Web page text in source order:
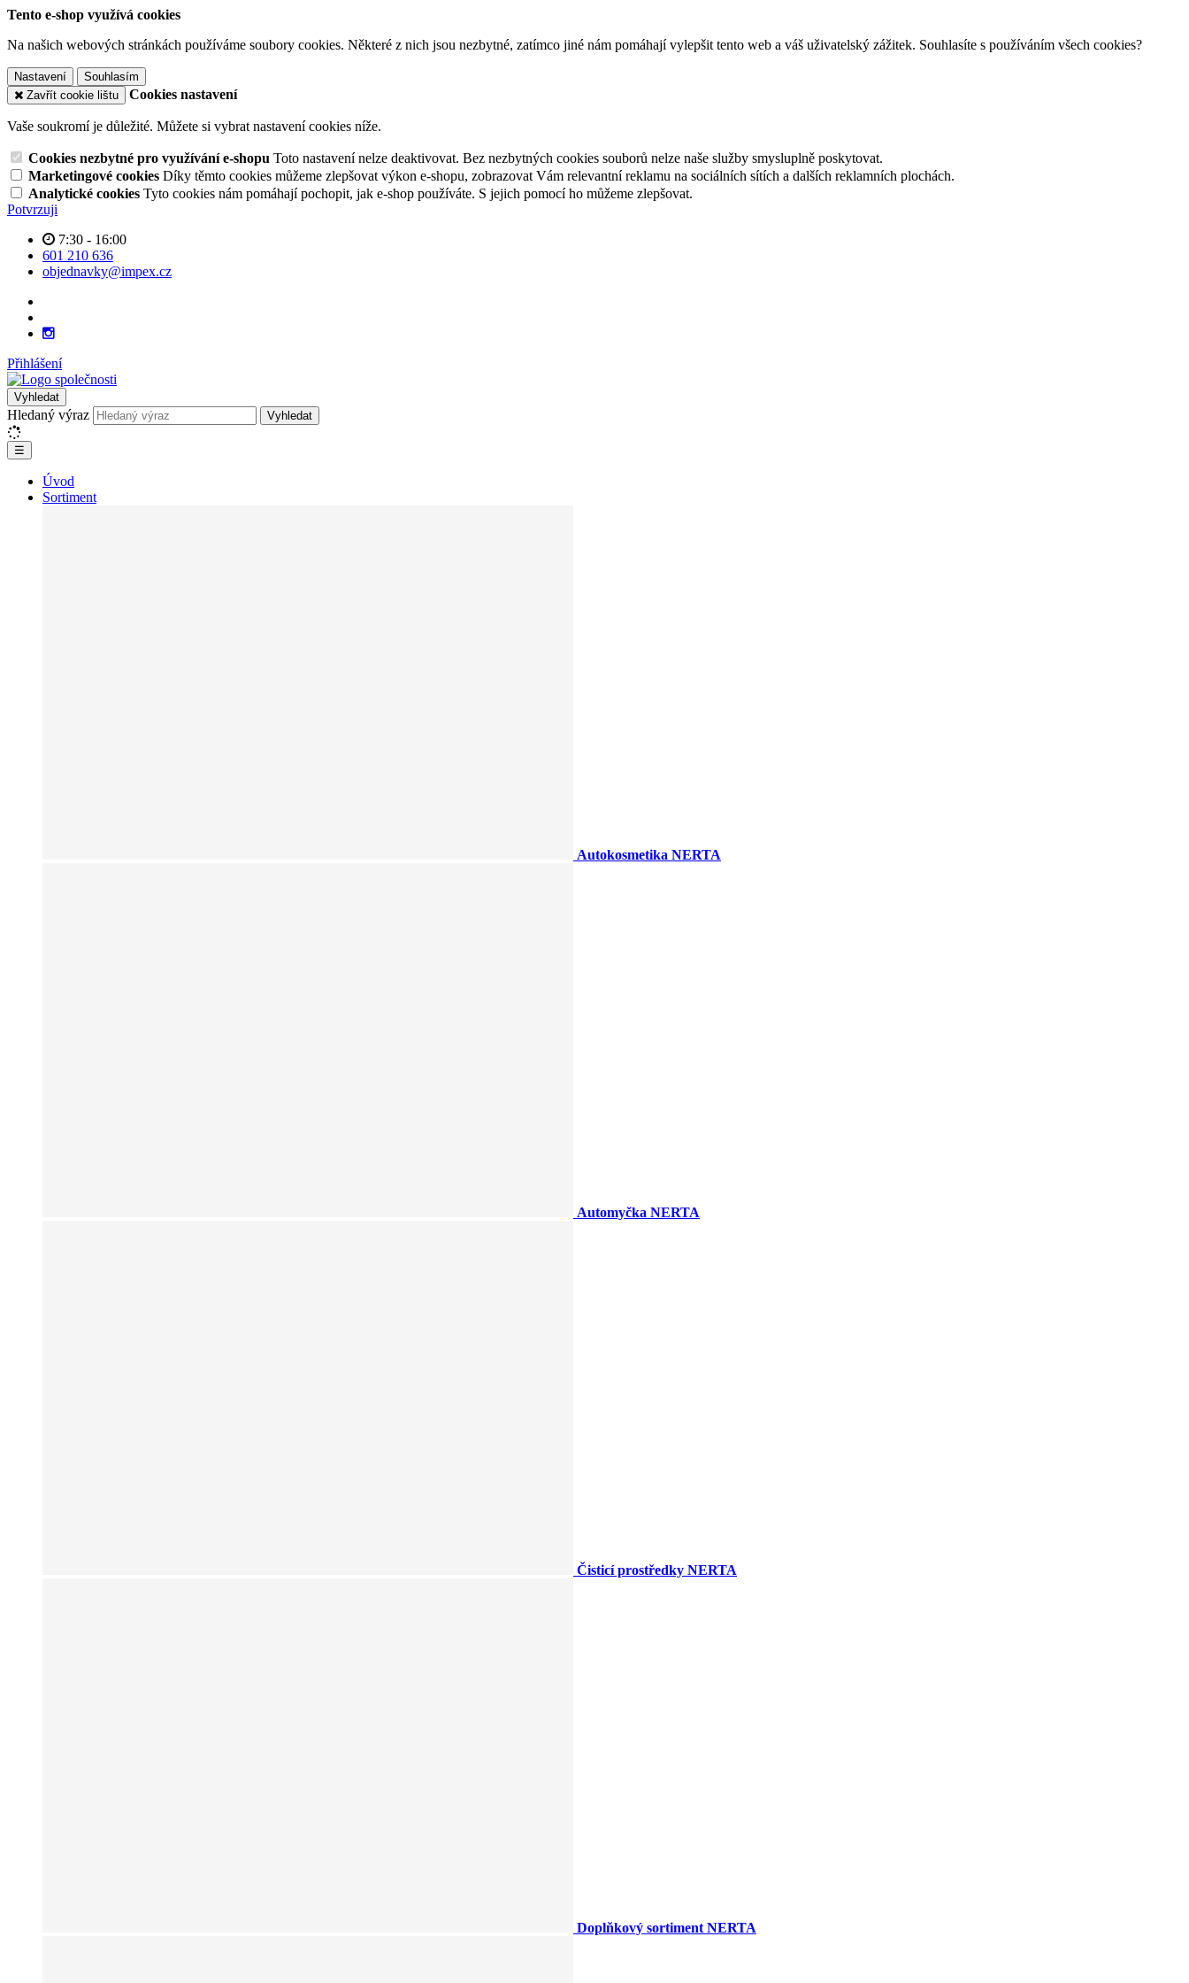
Tento e-shop využívá cookies
Na našich webových stránkách používáme soubory cookies. Některé z nich jsou nezbytné, zatímco jiné nám pomáhají vylepšit tento web a váš uživatelský zážitek. Souhlasíte s používáním všech cookies?
Nastavení
Souhlasím
Zavřít cookie lištu
Cookies nastavení
Vaše soukromí je důležité. Můžete si vybrat nastavení cookies níže.
Cookies nezbytné pro využívání e-shopu Toto nastavení nelze deaktivovat. Bez nezbytných cookies souborů nelze naše služby smysluplně poskytovat.
Marketingové cookies Díky těmto cookies můžeme zlepšovat výkon e-shopu, zobrazovat Vám relevantní reklamu na sociálních sítích a dalších reklamních plochách.
Analytické cookies Tyto cookies nám pomáhají pochopit, jak e-shop používáte. S jejich pomocí ho můžeme zlepšovat.
Potvrzuji
7:30 - 16:00
601 210 636
objednavky@impex.cz
Přihlášení
Vyhledat
Hledaný výraz Vyhledat
☰
Úvod
Sortiment
Autokosmetika NERTA
Automyčka NERTA
Čisticí prostředky NERTA
Doplňkový sortiment NERTA